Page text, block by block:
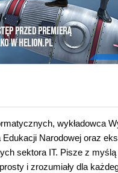
wykładowca
Narodowej oraz
sektora IT. Pisze z myślą
i zrozumiały dla